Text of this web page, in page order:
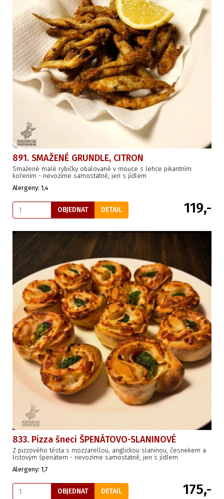
891. SMAŽENÉ GRUNDLE, CITRON
Smažené malé rybičky obalované v mouce s lehce pikantním
kořením - nevozíme samostatně, jen s jídlem
Alergeny: 1,4
OBJEDNAT DETAIL 119,-
833. Pizza šneci ŠPENÁTOVO-SLANINOVÉ
Z pizzového těsta s mozzarellou, anglickou slaninou, česnekem a
listovým špenátem - nevozíme samostatně, jen s jídlem.
Alergeny: 1,7
OBJEDNAT DETAIL 175,-